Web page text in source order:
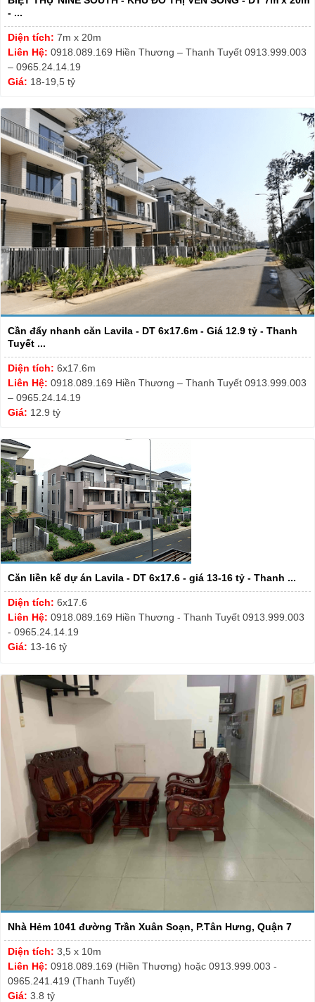
- ...
Diện tích: 7m x 20m
Liên Hệ: 0918.089.169 Hiền Thương – Thanh Tuyết 0913.999.003
– 0965.24.14.19
Giá: 18-19,5 tỷ
Cần đẩy nhanh căn Lavila - DT 6x17.6m - Giá 12.9 tỷ - Thanh
Tuyết ...
Diện tích: 6x17.6m
Liên Hệ: 0918.089.169 Hiền Thương – Thanh Tuyết 0913.999.003
– 0965.24.14.19
Giá: 12.9 tỷ
Căn liền kế dự án Lavila - DT 6x17.6 - giá 13-16 tỷ - Thanh ...
Diện tích: 6x17.6
Liên Hệ: 0918.089.169 Hiền Thương - Thanh Tuyết 0913.999.003
- 0965.24.14.19
Giá: 13-16 tỷ
Nhà Hẻm 1041 đường Trần Xuân Soạn, P.Tân Hưng, Quận 7
Diện tích: 3,5 x 10m
Liên Hệ: 0918.089.169 (Hiền Thương) hoặc 0913.999.003 -
0965.241.419 (Thanh Tuyết)
Giá: 3.8 tỷ